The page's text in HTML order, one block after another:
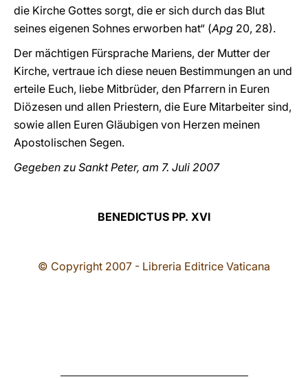
die Kirche Gottes sorgt, die er sich durch das Blut
seines eigenen Sohnes erworben hat“ (Apg 20, 28).
Der mächtigen Fürsprache Mariens, der Mutter der
Kirche, vertraue ich diese neuen Bestimmungen an und
erteile Euch, liebe Mitbrüder, den Pfarrern in Euren
Diözesen und allen Priestern, die Eure Mitarbeiter sind,
sowie allen Euren Gläubigen von Herzen meinen
Apostolischen Segen.
Gegeben zu Sankt Peter, am 7. Juli 2007
BENEDICTUS PP. XVI
© Copyright 2007 - Libreria Editrice Vaticana